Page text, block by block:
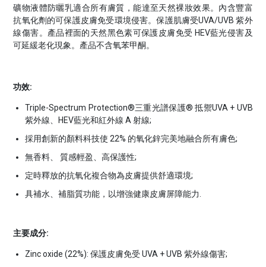
礦物液體防曬乳適合所有膚質，能達至天然裸妝效果。內含豐富
抗氧化劑的可保護皮膚免受環境侵害。保護肌膚受UVA/UVB 紫外
線傷害。產品裡面的天然黑色素可保護皮膚免受 HEV藍光侵害及
可延緩老化現象。產品不含氧苯甲酮。
功效:
Triple-Spectrum Protection®三重光譜保護® 抵禦UVA + UVB
紫外線、HEV藍光和紅外線 A 射線;
採用創新的顏料科技使 22% 的氧化鋅完美地融合所有膚色;
無香料、 質感輕盈、高保護性;
定時釋放的抗氧化複合物為皮膚提供舒適環境;
具補水、補脂質功能，以增強健康皮膚屏障能力.
主要成分:
Zinc oxide (22%): 保護皮膚免受 UVA + UVB 紫外線傷害;